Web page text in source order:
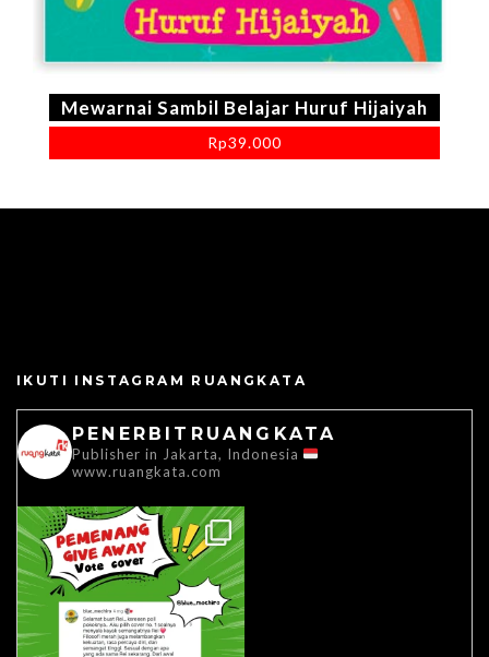
Mewarnai Sambil Belajar Huruf Hijaiyah
Rp39.000
IKUTI INSTAGRAM RUANGKATA
PENERBITRUANGKATA
Publisher in Jakarta, Indonesia
www.ruangkata.com